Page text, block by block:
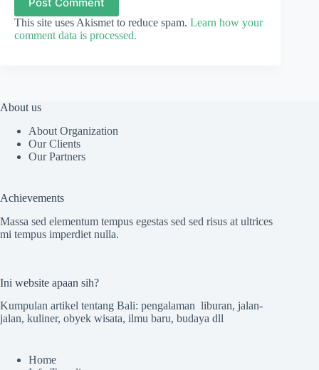
This site uses Akismet to reduce spam. Learn how your
comment data is processed.
About us
About Organization
Our Clients
Our Partners
Achievements
Massa sed elementum tempus egestas sed sed risus at ultrices
mi tempus imperdiet nulla.
Ini website apaan sih?
Kumpulan artikel tentang Bali: pengalaman liburan, jalan-
jalan, kuliner, obyek wisata, ilmu baru, budaya dll
Home